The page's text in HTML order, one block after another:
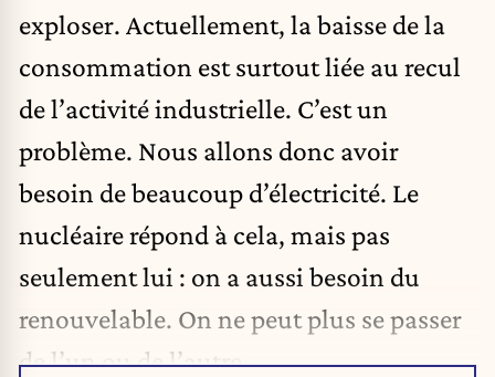
exploser. Actuellement, la baisse de la
consommation est surtout liée au recul
de l’activité industrielle. C’est un
problème. Nous allons donc avoir
besoin de beaucoup d’électricité. Le
nucléaire répond à cela, mais pas
seulement lui : on a aussi besoin du
renouvelable. On ne peut plus se passer
de l’un ou de l’autre.